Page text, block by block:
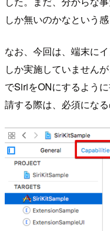
しか無いのかなという感
なお、今回は、端末に
しか実施していません
でSiriをONにするよう
請する際は、必須になる